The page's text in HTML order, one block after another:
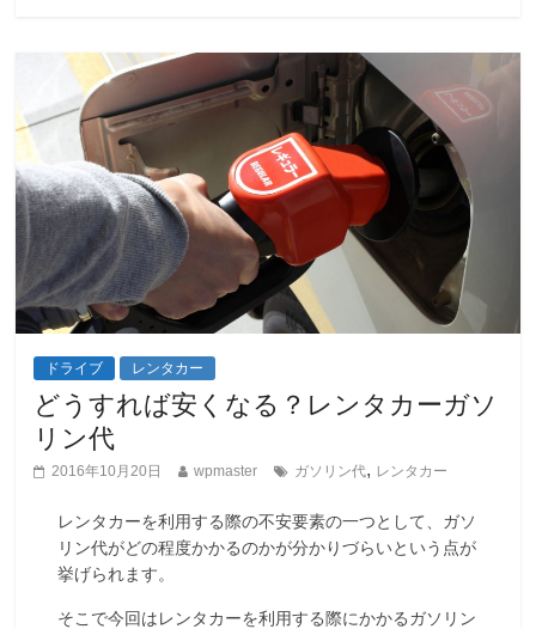
ドライブ レンタカー
どうすれば安くなる？レンタカーガソ
リン代
2016年10月20日 wpmaster ガソリン代, レンタカー
レンタカーを利用する際の不安要素の一つとして、ガソ
リン代がどの程度かかるのかが分かりづらいという点が
挙げられます。
そこで今回はレンタカーを利用する際にかかるガソリン